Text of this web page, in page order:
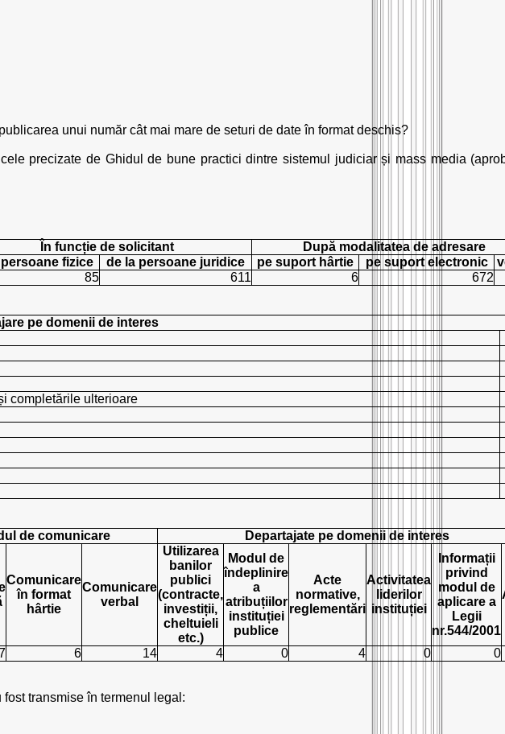
unui număr cât mai mare de seturi de date în format deschis?
precizate de Ghidul de bune practici dintre sistemul judiciar și mass media
În funcție de solicitant
După modalitatea de adresare
fizice
de la persoane juridice pe suport hârtie pe suport electronic
85 611 6 672
pe domenii de interes
completările ulterioare
de comunicare Departajate pe domenii de interes
Comunicare
în format
hârtie
Comunicare
verbal
Utilizarea
banilor
publici
(contracte,
investiții,
cheltuieli
etc.)
Modul de
îndeplinire
a
atribuțiilor
instituției
publice
Acte
normative,
reglementări
Activitatea
liderilor
instituției
Informații
privind
modul de
aplicare a
Legii
nr.544/2001
6 14 4 0 4 0 0
transmise în termenul legal: